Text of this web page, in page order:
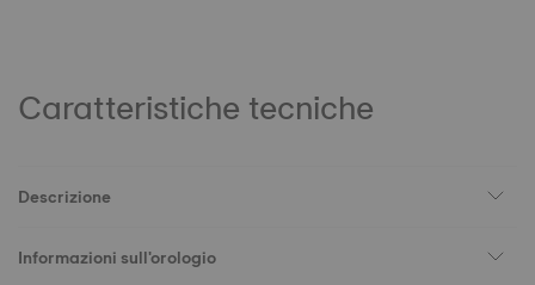
Caratteristiche tecniche
Descrizione
Informazioni sull'orologio